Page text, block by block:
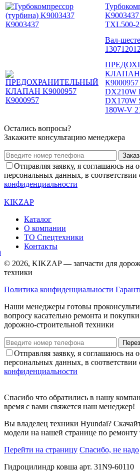
TXL500-
Вал-
КЛАПАН
DX210W
DX170W
180W-V
Остались вопросы?
Закажите консультацию менеджера
Отправляя заявку, я соглашаюсь на
персональных данных, в соответствии
конфиденциальности
KIKZAP
Каталог
О компании
ТО Спецтехники
Контакты
© 2026, KIKZAP — запчасти для
техники
Политика конфиденциальности
Наши менеджеры готовы
вопросу касательно ремонта и покупки
дорожно-строительной техники
Отправляя заявку, я соглашаюсь на
персональных данных, в соответствии
конфиденциальности
Спасибо что обратились в нашу
время с вами свяжется наш менеджер!
Вы владелец техники Hyundai?
модели на нашей странице по ремонту
Перейти на страницу Спасибо, не надо
Гидроцилиндр ковша арт. 31N9-60110